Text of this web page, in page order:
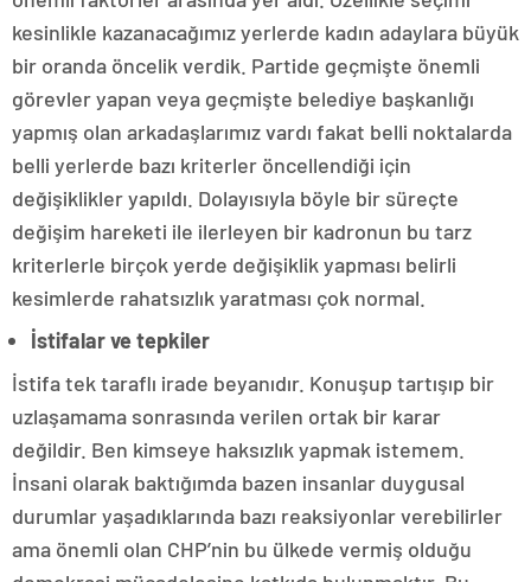
kesinlikle kazanacağımız yerlerde kadın adaylara büyük
bir oranda öncelik verdik. Partide geçmişte önemli
görevler yapan veya geçmişte belediye başkanlığı
yapmış olan arkadaşlarımız vardı fakat belli noktalarda
belli yerlerde bazı kriterler öncellendiği için
değişiklikler yapıldı. Dolayısıyla böyle bir süreçte
değişim hareketi ile ilerleyen bir kadronun bu tarz
kriterlerle birçok yerde değişiklik yapması belirli
kesimlerde rahatsızlık yaratması çok normal.
İstifalar ve tepkiler
İstifa tek taraflı irade beyanıdır. Konuşup tartışıp bir
uzlaşamama sonrasında verilen ortak bir karar
değildir. Ben kimseye haksızlık yapmak istemem.
İnsani olarak baktığımda bazen insanlar duygusal
durumlar yaşadıklarında bazı reaksiyonlar verebilirler
ama önemli olan CHP’nin bu ülkede vermiş olduğu